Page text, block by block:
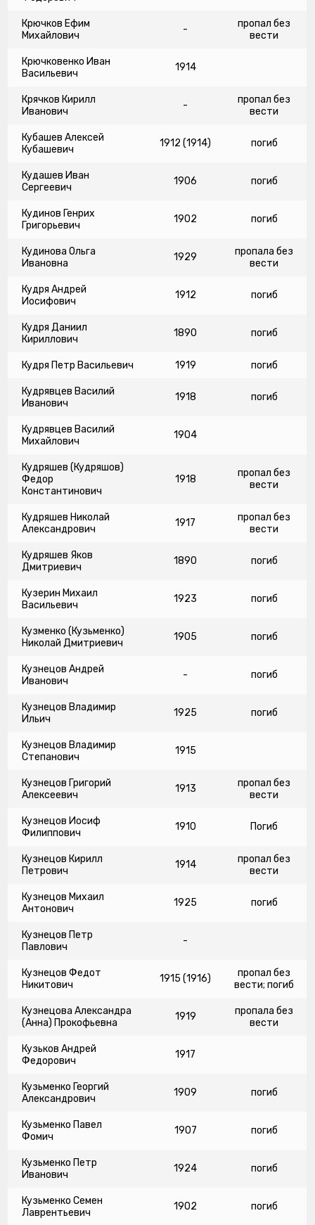
Крючков Ефим
Михайлович
-
пропал без
вести
Крючковенко Иван
Васильевич
1914
Крячков Кирилл
Иванович
-
пропал без
вести
Кубашев Алексей
Кубашевич
1912 (1914) погиб
Кудашев Иван
Сергеевич
1906 погиб
Кудинов Генрих
Григорьевич
1902 погиб
Кудинова Ольга
Ивановна
1929
пропала без
вести
Кудря Андрей
Иосифович
1912 погиб
Кудря Даниил
Кириллович
1890 погиб
Кудря Петр Васильевич 1919 погиб
Кудрявцев Василий
Иванович
1918 погиб
Кудрявцев Василий
Михайлович
1904
Кудряшев (Кудряшов)
Федор
Константинович
1918
пропал без
вести
Кудряшев Николай
Александрович
1917
пропал без
вести
Кудряшев Яков
Дмитриевич
1890 погиб
Кузерин Михаил
Васильевич
1923 погиб
Кузменко (Кузьменко)
Николай Дмитриевич
1905 погиб
Кузнецов Андрей
Иванович
- погиб
Кузнецов Владимир
Ильич
1925 погиб
Кузнецов Владимир
Степанович
1915
Кузнецов Григорий
Алексеевич
1913
пропал без
вести
Кузнецов Иосиф
Филиппович
1910 Погиб
Кузнецов Кирилл
Петрович
1914
пропал без
вести
Кузнецов Михаил
Антонович
1925 погиб
Кузнецов Петр
Павлович
-
Кузнецов Федот
Никитович
1915 (1916)
пропал без
вести; погиб
Кузнецова Александра
(Анна) Прокофьевна
1919
пропала без
вести
Кузьков Андрей
Федорович
1917
Кузьменко Георгий
Александрович
1909 погиб
Кузьменко Павел
Фомич
1907 погиб
Кузьменко Петр
Иванович
1924 погиб
Кузьменко Семен
Лаврентьевич
1902 погиб